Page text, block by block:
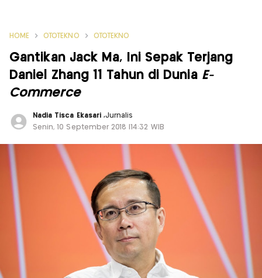
HOME OTOTEKNO OTOTEKNO
Gantikan Jack Ma, Ini Sepak Terjang
Daniel Zhang 11 Tahun di Dunia E-
Commerce
Nadia Tisca Ekasari ,Jurnalis
Senin, 10 September 2018 |14:32 WIB